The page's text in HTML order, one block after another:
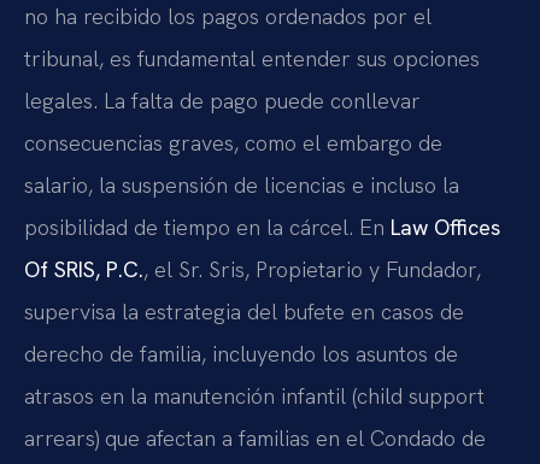
no ha recibido los pagos ordenados por el
tribunal, es fundamental entender sus opciones
legales. La falta de pago puede conllevar
consecuencias graves, como el embargo de
salario, la suspensión de licencias e incluso la
posibilidad de tiempo en la cárcel. En Law Offices
Of SRIS, P.C., el Sr. Sris, Propietario y Fundador,
supervisa la estrategia del bufete en casos de
derecho de familia, incluyendo los asuntos de
atrasos en la manutención infantil (child support
arrears) que afectan a familias en el Condado de